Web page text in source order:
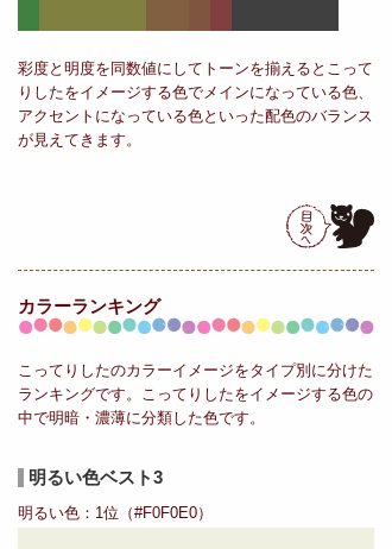
彩度と明度を同数値にしてトーンを揃えるとこって
りしたをイメージする色でメインになっている色、
アクセントになっている色といった配色のバランス
が見えてきます。
カラーランキング
こってりしたのカラーイメージをタイプ別に分けた
ランキングです。こってりしたをイメージする色の
中で明暗・濃薄に分類した色です。
明るい色ベスト3
明るい色：1位（#F0F0E0）